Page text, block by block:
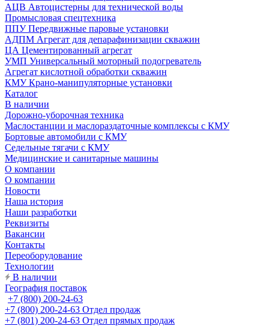
АЦВ Автоцистерны для технической воды
Промысловая спецтехника
ППУ Передвижные паровые установки
АДПМ Агрегат для депарафинизации скважин
ЦА Цементированный агрегат
УМП Универсальный моторный подогреватель
Агрегат кислотной обработки скважин
КМУ Крано-манипуляторные установки
Каталог
В наличии
Дорожно-уборочная техника
Маслостанции и маслораздаточные комплексы с КМУ
Бортовые автомобили с КМУ
Седельные тягачи с КМУ
Медицинские и санитарные машины
О компании
О компании
Новости
Наша история
Наши разработки
Реквизиты
Вакансии
Контакты
Переоборудование
Технологии
В наличии
География поставок
+7 (800) 200-24-63
+7 (800) 200-24-63 Отдел продаж
+7 (801) 200-24-63 Отдел прямых продаж